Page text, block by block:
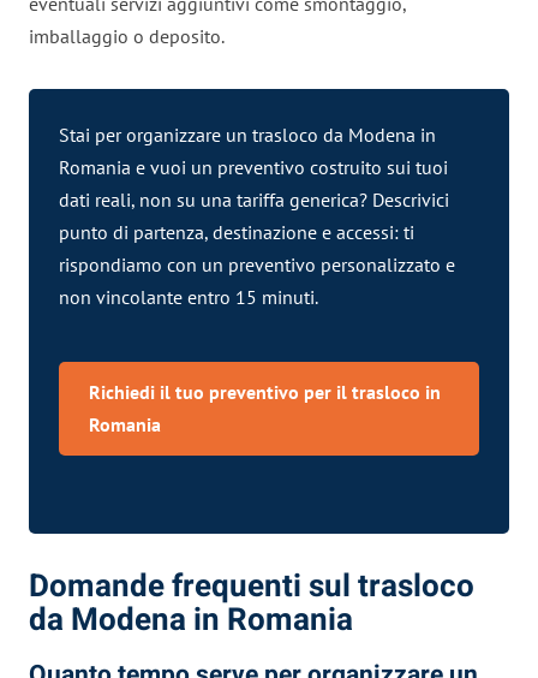
imballaggio o deposito.
Stai per organizzare un trasloco da Modena in
Romania e vuoi un preventivo costruito sui tuoi
dati reali, non su una tariffa generica? Descrivici
punto di partenza, destinazione e accessi: ti
rispondiamo con un preventivo personalizzato e
non vincolante entro 15 minuti.
Richiedi il tuo preventivo per il trasloco in
Romania
Domande frequenti sul trasloco
da Modena in Romania